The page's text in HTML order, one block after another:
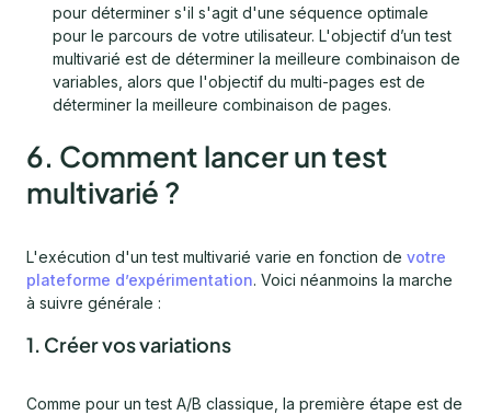
pour déterminer s'il s'agit d'une séquence optimale
pour le parcours de votre utilisateur. L'objectif d’un test
multivarié est de déterminer la meilleure combinaison de
variables, alors que l'objectif du multi-pages est de
déterminer la meilleure combinaison de pages.
6. Comment lancer un test
multivarié ?
L'exécution d'un test multivarié varie en fonction de votre
plateforme d’expérimentation. Voici néanmoins la marche
à suivre générale :
1. Créer vos variations
Comme pour un test A/B classique, la première étape est de